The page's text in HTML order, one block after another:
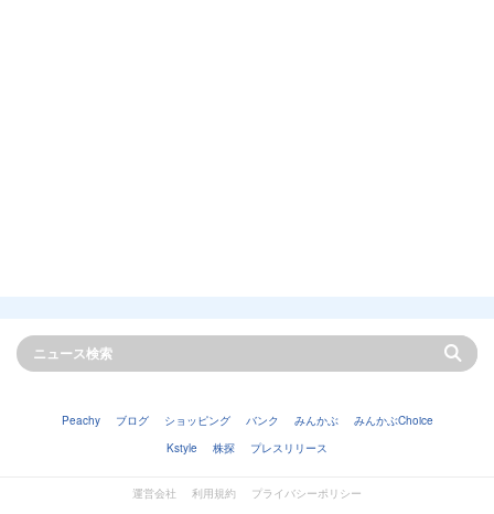
Peachy ブログ ショッピング バンク みんかぶ
みんかぶChoice
Kstyle
株探 プレスリリース
運営会社 利用規約
プライバシーポリシー